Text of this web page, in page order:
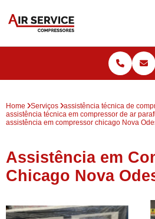
Home Serviços
assistência técnica de
assistência técnica em compressor de ar
assistência em compressor chicago Nova
Assistência em
Chicago Nova